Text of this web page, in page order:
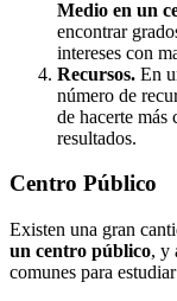
Medio en un
encontrar
intereses con
Recursos. En
número de
de hacerte
resultados.
Centro Público
Existen una gran
un centro público, y
comunes para